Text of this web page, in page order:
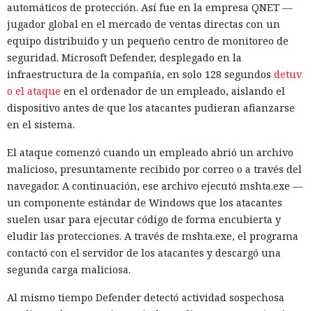
automáticos de protección. Así fue en la empresa QNET —
jugador global en el mercado de ventas directas con un
equipo distribuido y un pequeño centro de monitoreo de
seguridad. Microsoft Defender, desplegado en la
infraestructura de la compañía, en solo 128 segundos detuv
o el ataque en el ordenador de un empleado, aislando el
dispositivo antes de que los atacantes pudieran afianzarse
en el sistema.
El ataque comenzó cuando un empleado abrió un archivo
malicioso, presuntamente recibido por correo o a través del
navegador. A continuación, ese archivo ejecutó mshta.exe —
un componente estándar de Windows que los atacantes
suelen usar para ejecutar código de forma encubierta y
eludir las protecciones. A través de mshta.exe, el programa
contactó con el servidor de los atacantes y descargó una
segunda carga maliciosa.
Al mismo tiempo Defender detectó actividad sospechosa